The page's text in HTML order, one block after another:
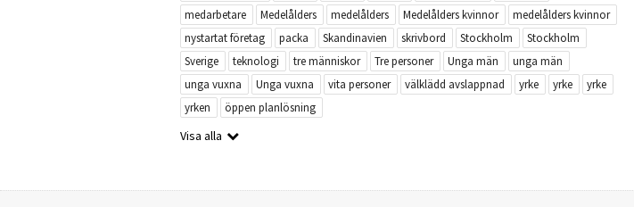
medarbetare
Medelålders medelålders Medelålders kvinnor
medelålders kvinnor
nystartat företag
packa Skandinavien skrivbord Stockholm
Stockholm
Sverige
teknologi tre människor Tre personer Unga män
unga män
unga vuxna
Unga vuxna vita personer välklädd avslappnad yrke yrke
yrke
yrken
öppen planlösning
Visa alla